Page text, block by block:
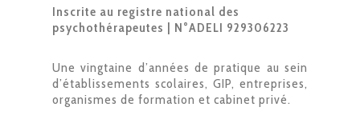
Inscrite au registre national des
psychothérapeutes | N°ADELI 929306223
Une vingtaine d’années de pratique au sein
d’établissements scolaires, GIP, entreprises,
organismes de formation et cabinet privé.